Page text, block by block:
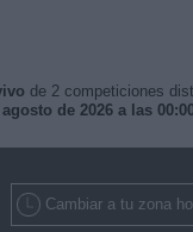
de 2 competiciones
de 2026 a las
Cambiar a tu zona